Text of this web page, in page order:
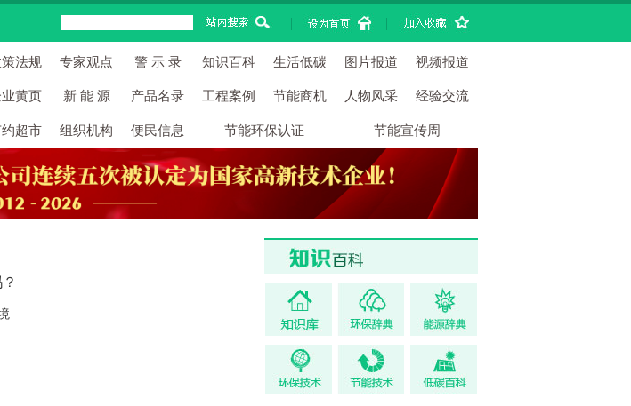
| |
法规 专家观点 警 示 录 知识百科 生活低碳 图片报道 视频报道
黄页 新 能 源 产品名录 工程案例 节能商机 人物风采 经验交流
超市 组织机构 便民信息 节能环保认证 节能宣传周